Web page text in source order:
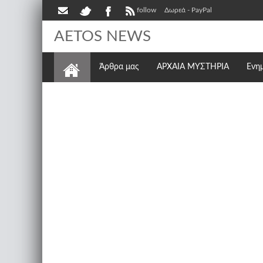
follow Δωρεά - PayPal
AETOS NEWS
Άρθρα μας ΑΡΧΑΙΑ ΜΥΣΤΗΡΙΑ